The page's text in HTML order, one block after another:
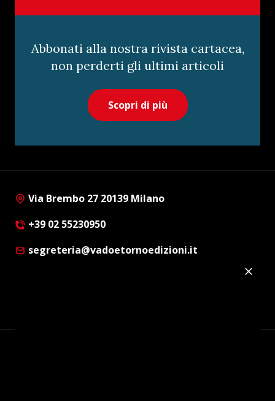
Abbonati alla nostra rivista cartacea,
non perderti gli ultimi articoli
Scopri di più
Via Brembo 27 20139 Milano
+39 02 55230950
segreteria@vadoetornoedizioni.it